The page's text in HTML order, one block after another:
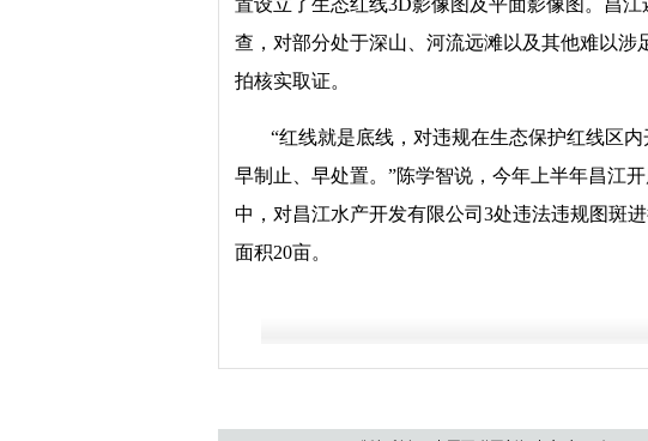
置设立了生态红线3D影像图及平面影像图。昌
查，对部分处于深山、河流远滩以及其他难以
拍核实取证。
“红线就是底线，对违规在生态保护红线区
早制止、早处置。”陈学智说，今年上半年昌江
中，对昌江水产开发有限公司3处违法违规图斑
面积20亩。